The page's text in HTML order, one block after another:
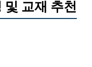
교재 추천